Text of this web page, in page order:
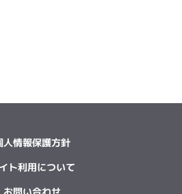
人情報保護方針
ト利用について
お問い合わせ